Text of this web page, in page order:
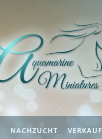
NACHZUCHT VERKAUF